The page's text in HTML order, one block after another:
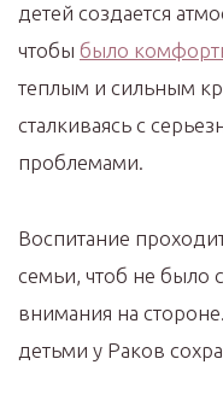
детей создается
чтобы было
теплым и сильным
сталкиваясь с
проблемами.
Воспитание
семьи, чтоб не было
внимания на
детьми у Раков